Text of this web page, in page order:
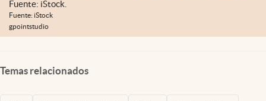
Fuente: iStock.
Fuente: iStock
gpointstudio
Temas relacionados